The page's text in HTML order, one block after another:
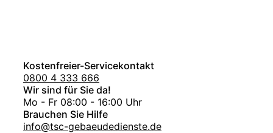
Kostenfreier-Servicekontakt
0800 4 333 666
Wir sind für Sie da!
Mo - Fr 08:00 - 16:00 Uhr
Brauchen Sie Hilfe
info@tsc-gebaeudedienste.de